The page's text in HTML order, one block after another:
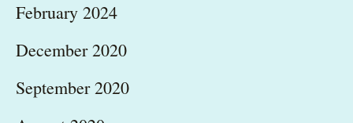
February 2024
December 2020
September 2020